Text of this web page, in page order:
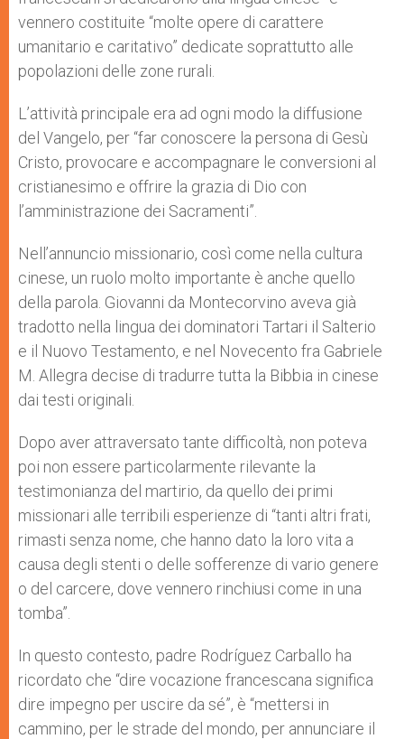
vennero costituite “molte opere di carattere
umanitario e caritativo” dedicate soprattutto alle
popolazioni delle zone rurali.
L’attività principale era ad ogni modo la diffusione
del Vangelo, per “far conoscere la persona di Gesù
Cristo, provocare e accompagnare le conversioni al
cristianesimo e offrire la grazia di Dio con
l’amministrazione dei Sacramenti”.
Nell’annuncio missionario, così come nella cultura
cinese, un ruolo molto importante è anche quello
della parola. Giovanni da Montecorvino aveva già
tradotto nella lingua dei dominatori Tartari il Salterio
e il Nuovo Testamento, e nel Novecento fra Gabriele
M. Allegra decise di tradurre tutta la Bibbia in cinese
dai testi originali.
Dopo aver attraversato tante difficoltà, non poteva
poi non essere particolarmente rilevante la
testimonianza del martirio, da quello dei primi
missionari alle terribili esperienze di “tanti altri frati,
rimasti senza nome, che hanno dato la loro vita a
causa degli stenti o delle sofferenze di vario genere
o del carcere, dove vennero rinchiusi come in una
tomba”.
In questo contesto, padre Rodríguez Carballo ha
ricordato che “dire vocazione francescana significa
dire impegno per uscire da sé”, è “mettersi in
cammino, per le strade del mondo, per annunciare il